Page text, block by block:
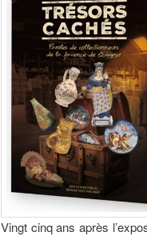
Vingt cinq ans après